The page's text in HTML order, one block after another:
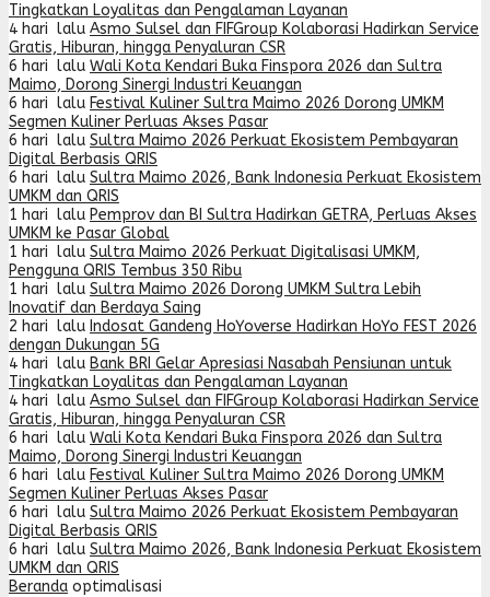
Tingkatkan Loyalitas dan Pengalaman Layanan
4 hari lalu Asmo Sulsel dan FIFGroup Kolaborasi Hadirkan Service
Gratis, Hiburan, hingga Penyaluran CSR
6 hari lalu Wali Kota Kendari Buka Finspora 2026 dan Sultra
Maimo, Dorong Sinergi Industri Keuangan
6 hari lalu Festival Kuliner Sultra Maimo 2026 Dorong UMKM
Segmen Kuliner Perluas Akses Pasar
6 hari lalu Sultra Maimo 2026 Perkuat Ekosistem Pembayaran
Digital Berbasis QRIS
6 hari lalu Sultra Maimo 2026, Bank Indonesia Perkuat Ekosistem
UMKM dan QRIS
1 hari lalu Pemprov dan BI Sultra Hadirkan GETRA, Perluas Akses
UMKM ke Pasar Global
1 hari lalu Sultra Maimo 2026 Perkuat Digitalisasi UMKM,
Pengguna QRIS Tembus 350 Ribu
1 hari lalu Sultra Maimo 2026 Dorong UMKM Sultra Lebih
Inovatif dan Berdaya Saing
2 hari lalu Indosat Gandeng HoYoverse Hadirkan HoYo FEST 2026
dengan Dukungan 5G
4 hari lalu Bank BRI Gelar Apresiasi Nasabah Pensiunan untuk
Tingkatkan Loyalitas dan Pengalaman Layanan
4 hari lalu Asmo Sulsel dan FIFGroup Kolaborasi Hadirkan Service
Gratis, Hiburan, hingga Penyaluran CSR
6 hari lalu Wali Kota Kendari Buka Finspora 2026 dan Sultra
Maimo, Dorong Sinergi Industri Keuangan
6 hari lalu Festival Kuliner Sultra Maimo 2026 Dorong UMKM
Segmen Kuliner Perluas Akses Pasar
6 hari lalu Sultra Maimo 2026 Perkuat Ekosistem Pembayaran
Digital Berbasis QRIS
6 hari lalu Sultra Maimo 2026, Bank Indonesia Perkuat Ekosistem
UMKM dan QRIS
Beranda optimalisasi